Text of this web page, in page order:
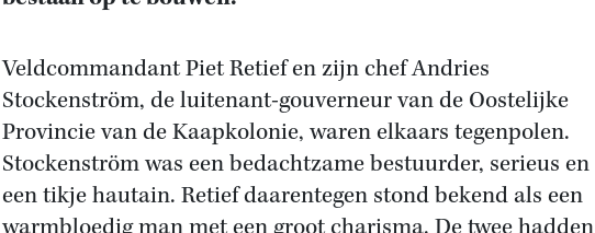
Veldcommandant Piet Retief en zijn chef Andries
Stockenström, de luitenant-gouverneur van de Oostelijke
Provincie van de Kaapkolonie, waren elkaars tegenpolen.
Stockenström was een bedachtzame bestuurder, serieus en
een tikje hautain. Retief daarentegen stond bekend als een